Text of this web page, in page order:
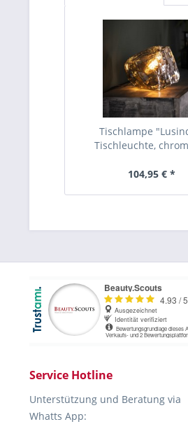
Tischlampe
Tischleuchte,
104,95 € *
Service Hotline
Unterstützung und Beratung via
Whatts App: